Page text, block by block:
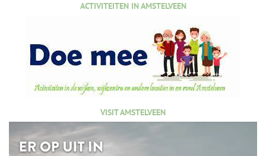
ACTIVITEITEN IN AMSTELVEEN
VISIT AMSTELVEEN